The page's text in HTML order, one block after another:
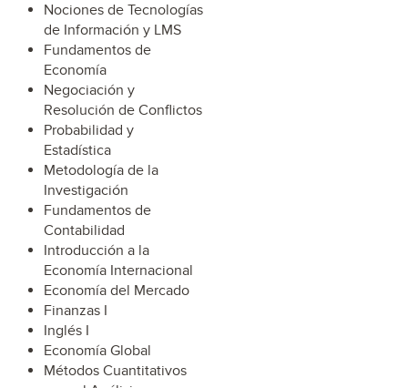
Nociones de Tecnologías
de Información y LMS
Fundamentos de
Economía
Negociación y
Resolución de Conflictos
Probabilidad y
Estadística
Metodología de la
Investigación
Fundamentos de
Contabilidad
Introducción a la
Economía Internacional
Economía del Mercado
Finanzas I
Inglés I
Economía Global
Métodos Cuantitativos